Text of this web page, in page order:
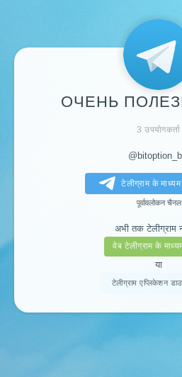
ОЧЕНЬ
3 उपयोगकर्ता
टेलीग्राम के
पूर्वावलोकन चैनल
अभी तक टेलीग्राम
वेब टेलीग्राम के
या
टेलीग्राम एप्लिकेशन